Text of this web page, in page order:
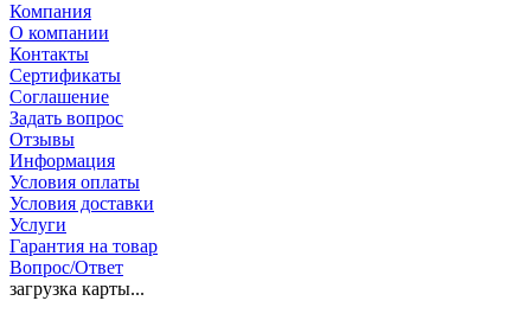
Компания
О компании
Контакты
Сертификаты
Соглашение
Задать вопрос
Отзывы
Информация
Условия оплаты
Условия доставки
Услуги
Гарантия на товар
Вопрос/Ответ
загрузка карты...